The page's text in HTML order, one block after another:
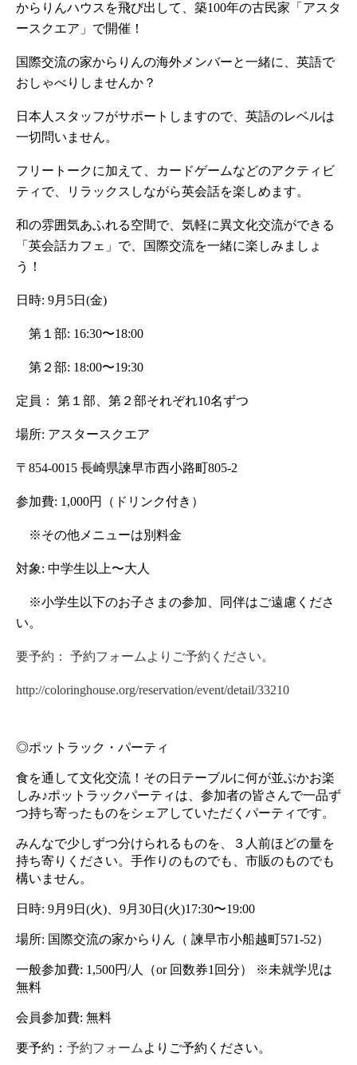
からりんハウスを飛び出して、築100年の古民家「アスタ
ースクエア」で開催！
国際交流の家からりんの海外メンバーと一緒に、英語で
おしゃべりしませんか？
日本人スタッフがサポートしますので、英語のレベルは
一切問いません。
フリートークに加えて、カードゲームなどのアクティビ
ティで、リラックスしながら英会話を楽しめます。
和の雰囲気あふれる空間で、気軽に異文化交流ができる
「英会話カフェ」で、国際交流を一緒に楽しみましょ
う！
日時: 9月5日(金)
第１部: 16:30〜18:00
第２部: 18:00〜19:30
定員： 第１部、第２部それぞれ10名ずつ
場所: アスタースクエア
〒854-0015 長崎県諫早市西小路町805-2
参加費: 1,000円（ドリンク付き）
※その他メニューは別料金
対象: 中学生以上〜大人
※小学生以下のお子さまの参加、同伴はご遠慮くださ
い。
要予約： 予約フォーム よりご予約ください。
http://coloringhouse.org/reservation/event/detail/33210
◎ポットラック・パーティ
食を通して文化交流！その日テーブルに何が並ぶかお楽
しみ♪ポットラックパーティは、参加者の皆さんで一品ず
つ持ち寄ったものをシェアしていただくパーティです。
みんなで少しずつ分けられるものを、３人前ほどの量を
持ち寄りください。手作りのものでも、市販のものでも
構いません。
日時: 9月9日(火)、9月30日(火)17:30〜19:00
場所: 国際交流の家からりん（ 諫早市小船越町571-52）
一般参加費: 1,500円/人（or 回数券1回分） ※未就学児は
無料
会員参加費: 無料
要予約： 予約フォーム よりご予約ください。